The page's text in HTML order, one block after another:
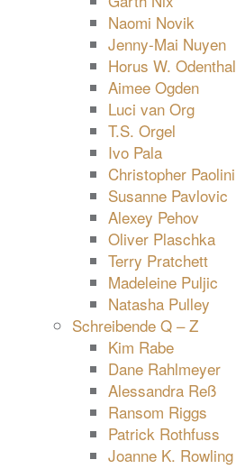
Naomi Novik
Jenny-Mai Nuyen
Horus W. Odenthal
Aimee Ogden
Luci van Org
T.S. Orgel
Ivo Pala
Christopher Paolini
Susanne Pavlovic
Alexey Pehov
Oliver Plaschka
Terry Pratchett
Madeleine Puljic
Natasha Pulley
Schreibende Q – Z
Kim Rabe
Dane Rahlmeyer
Alessandra Reß
Ransom Riggs
Patrick Rothfuss
Joanne K. Rowling